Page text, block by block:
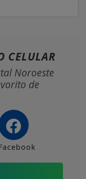
CELULAR
Noroeste
de